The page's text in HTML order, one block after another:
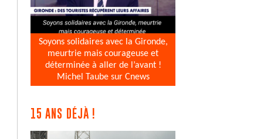
Soyons solidaires avec la Gironde,
meurtrie mais courageuse et
déterminée à aller de l’avant !
Michel Taube sur Cnews
15 ANS DÉJÀ !